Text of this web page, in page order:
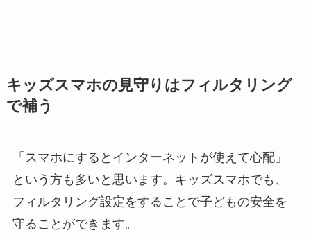
キッズスマホの見守りはフィルタリング
で補う
「スマホにするとインターネットが使えて心配」
という方も多いと思います。キッズスマホでも、
フィルタリング設定をすることで子どもの安全を
守ることができます。